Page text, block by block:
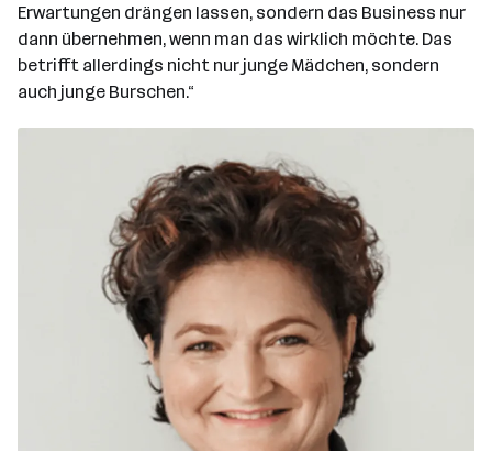
Erwartungen drängen lassen, sondern das Business nur
dann übernehmen, wenn man das wirklich möchte. Das
betrifft allerdings nicht nur junge Mädchen, sondern
auch junge Burschen.“